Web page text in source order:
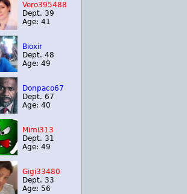
Vero395488
Dept. 39
Age: 41
Bioxir
Dept. 48
Age: 49
Donpaco67
Dept. 67
Age: 40
Mimi313
Dept. 31
Age: 49
Gigi33480
Dept. 33
Age: 56